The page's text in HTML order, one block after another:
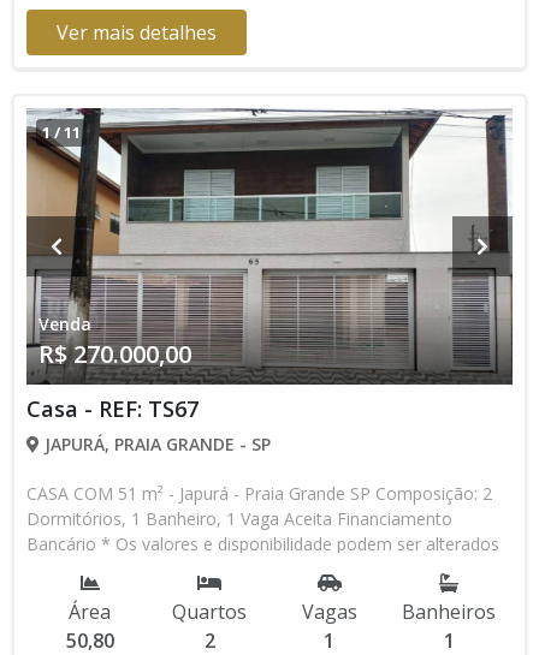
Ver mais detalhes
1/11
Venda
R$ 270.000,00
Casa - REF: TS67
JAPURÁ, PRAIA GRANDE - SP
CASA COM 51 m² - Japurá - Praia Grande SP Composição: 2
Dormitórios, 1 Banheiro, 1 Vaga Aceita Financiamento
Bancário * Os valores e disponibilidade podem ser alterados
sem prévio aviso. Favor verificar entrando em contato com
nossa equipe
Área
50,80
Quartos
2
Vagas
1
Banheiros
1